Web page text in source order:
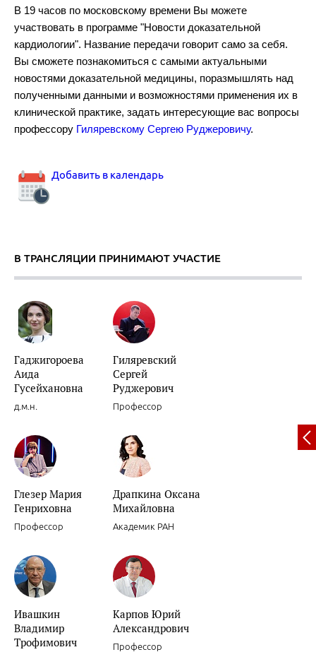
Рекомендации по диагностике и лечению тромбоэмболии
Вариабельность артериального давления.
Декомпенсации хронической сердечной недостаточности.
Роль препаратов для «миокардиальной цитопротекции» в
женщин.
В 19 часов по московскому времени Вы можете
участвовать в программе "Новости доказательной
кардиологии". Название передачи говорит само за себя.
Вы сможете познакомиться с самыми актуальными
новостями доказательной медицины, поразмышлять над
полученными данными и возможностями применения их в
клинической практике, задать интересующие вас вопросы
профессору Гиляревскому Сергею Руджеровичу.
Добавить в календарь
В ТРАНСЛЯЦИИ ПРИНИМАЮТ УЧАСТИЕ
Гаджигороева
Аида
Гусейхановна
д.м.н.
Гиляревский
Сергей
Руджерович
Профессор
Глезер Мария
Генриховна
Профессор
Драпкина Оксана
Михайловна
Академик РАН
Ивашкин
Владимир
Трофимович
Карпов Юрий
Александрович
Профессор